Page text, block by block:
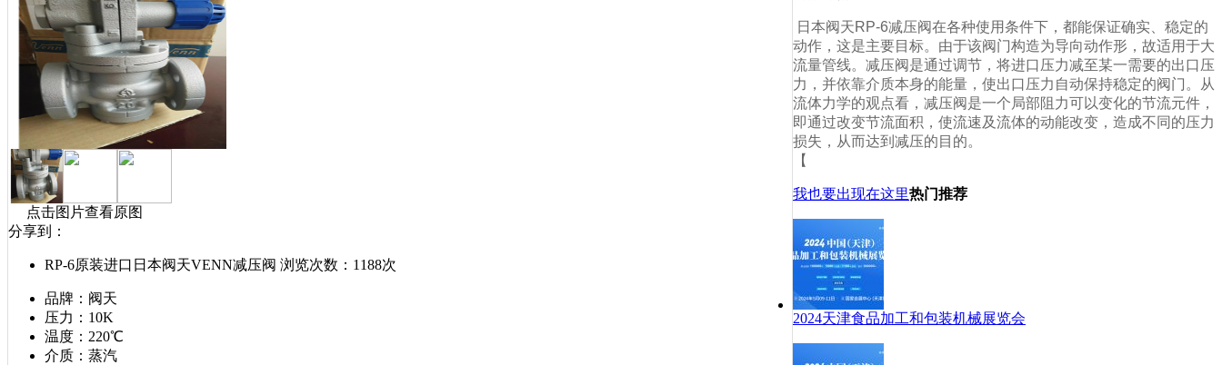
点击图片查看原图
分享到：
RP-6原装进口日本阀天VENN减压阀 浏览次数：1188次
品牌： 阀天
压力： 10K
温度： 220℃
介质： 蒸汽
日本阀天RP-6减压阀在各种使用条件下，都能保证确实、稳定的
动作，这是主要目标。由于该阀门构造为导向动作形，故适用于大
流量管线。 减压阀是通过调节，将进口压力减至某一需要的出口压
力，并依靠介质本身的能量，使出口压力自动保持稳定的阀门。从
流体力学的观点看，减压阀是一个局部阻力可以变化的节流元件，
即通过改变节流面积，使流速及流体的动能改变，造成不同的压力
损失，从而达到减压的目的。
【
我也要出现在这里热门推荐
2024天津食品加工和包装机械展览会